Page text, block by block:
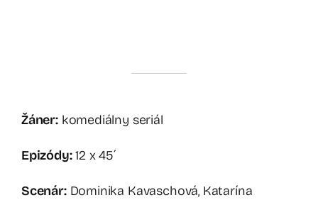
Žáner:komediálny seriál
Epizódy:12 x 45´
Scenár:Dominika Kavaschová, Katarína